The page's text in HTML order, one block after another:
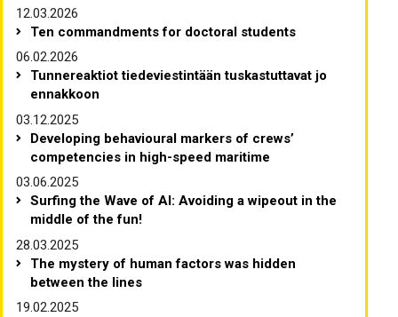
12.03.2026
Ten commandments for doctoral students
06.02.2026
Tunnereaktiot tiedeviestintään tuskastuttavat jo
ennakkoon
03.12.2025
Developing behavioural markers of crews’
competencies in high-speed maritime
03.06.2025
Surfing the Wave of AI: Avoiding a wipeout in the
middle of the fun!
28.03.2025
The mystery of human factors was hidden
between the lines
19.02.2025